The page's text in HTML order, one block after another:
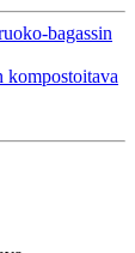
bagassin
kompostoitava